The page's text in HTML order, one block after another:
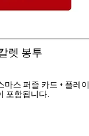
렛 봉투
마스 퍼즐 카드 + 플레이
포함됩니다.